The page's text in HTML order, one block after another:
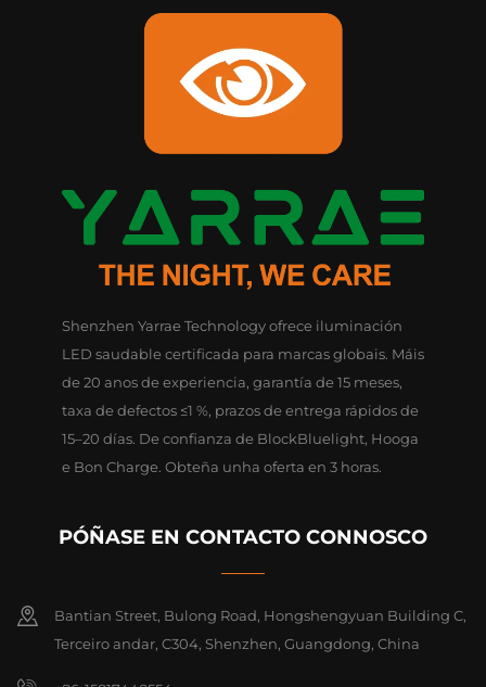
Shenzhen Yarrae Technology ofrece iluminación
LED saudable certificada para marcas globais. Máis
de 20 anos de experiencia, garantía de 15 meses,
taxa de defectos ≤1 %, prazos de entrega rápidos de
15–20 días. De confianza de BlockBluelight, Hooga
e Bon Charge. Obteña unha oferta en 3 horas.
PÓÑASE EN CONTACTO CONNOSCO
Bantian Street, Bulong Road, Hongshengyuan Building C,
Terceiro andar, C304, Shenzhen, Guangdong, China